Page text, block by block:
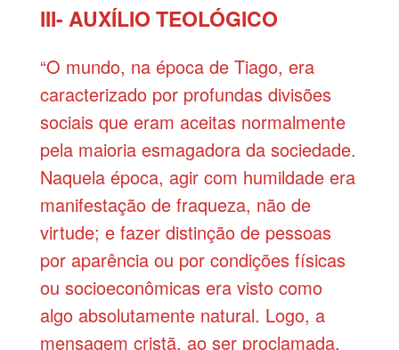
III- AUXÍLIO TEOLÓGICO
“O mundo, na época de Tiago, era
caracterizado por profundas divisões
sociais que eram aceitas normalmente
pela maioria esmagadora da sociedade.
Naquela época, agir com humildade era
manifestação de fraqueza, não de
virtude; e fazer distinção de pessoas
por aparência ou por condições físicas
ou socioeconômicas era visto como
algo absolutamente natural. Logo, a
mensagem cristã, ao ser proclamada,